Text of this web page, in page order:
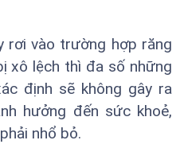
rơi vào trường hợp răng
xô lệch thì đa số những
định sẽ không gây ra
hưởng đến sức khoẻ,
nhổ bỏ.